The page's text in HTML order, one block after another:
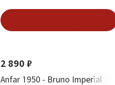
2 890 ₽
Anfar 1950 - Bruno Imperial